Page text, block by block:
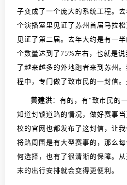
子变成了一个庞大的系统工程。
个演播室里见证了苏州首届马拉
见证了第二届。去年大约是有一
个数量达到了75%左右，也就是说
了越来越多的外地跑者来到苏州
程中，专门做了致市民的一封信。
黄建洪 ：有的，有“致市民的
知道封锁道路的情况，做好赛事
校的官网也都发布了这封信，让
将路周围是有大型赛事的，那么
何选择，也有了很清晰的保障。
末的出行安排就会变得更便利。